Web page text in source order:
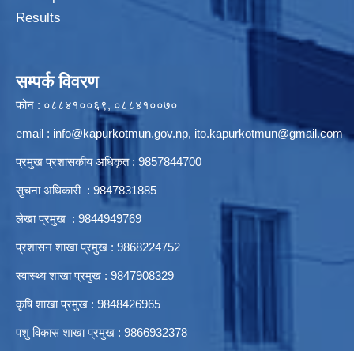
Results
सम्पर्क विवरण
फोन : ०८८४१००६९, ०८८४१००७०
email : info@kapurkotmun.gov.np, ito.kapurkotmun@gmail.com
प्रमुख प्रशासकीय अधिकृत : 9857844700
सुचना अधिकारी : 9847831885
लेखा प्रमुख : 9844949769
प्रशासन शाखा प्रमुख : 9868224752
स्वास्थ्य शाखा प्रमुख : 9847908329
कृषि शाखा प्रमुख : 9848426965
पशु विकास शाखा प्रमुख : 9866932378